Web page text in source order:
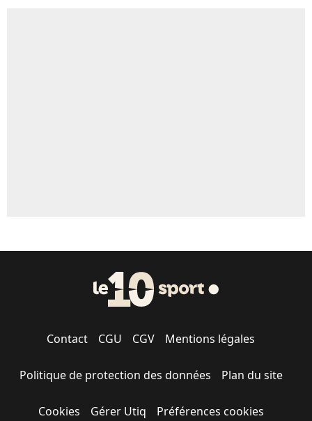
Contact CGU CGV Mentions légales
Politique de protection des données Plan du site
Cookies Gérer Utiq Préférences cookies